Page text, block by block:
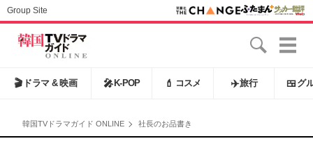
Group Site
🎬 ドラマ & 映画 🎤 K-POP 💄 コスメ ✈️旅行 🍱 グ
韓国TVドラマガイド ONLINE 社長のお品書き